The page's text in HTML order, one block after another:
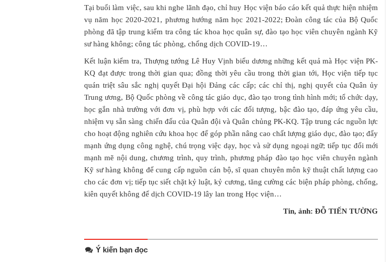
Tại buổi làm việc, sau khi nghe lãnh đạo, chỉ huy Học viện báo cáo kết quả thực hiện nhiệm
vụ năm học 2020-2021, phương hướng năm học 2021-2022; Đoàn công tác của Bộ Quốc
phòng đã tập trung kiểm tra công tác khoa học quân sự, đào tạo học viên chuyên ngành Kỹ
sư hàng không; công tác phòng, chống dịch COVID-19…
Kết luận kiểm tra, Thượng tướng Lê Huy Vịnh biểu dương những kết quả mà Học viện PK-
KQ đạt được trong thời gian qua; đồng thời yêu cầu trong thời gian tới, Học viện tiếp tục
quán triệt sâu sắc nghị quyết Đại hội Đảng các cấp; các chỉ thị, nghị quyết của Quân ủy
Trung ương, Bộ Quốc phòng về công tác giáo dục, đào tạo trong tình hình mới; tổ chức dạy,
học gắn nhà trường với đơn vị, phù hợp với các đối tượng, bậc đào tạo, đáp ứng yêu cầu,
nhiệm vụ sẵn sàng chiến đấu của Quân đội và Quân chủng PK-KQ. Tập trung các nguồn lực
cho hoạt động nghiên cứu khoa học để góp phần nâng cao chất lượng giáo dục, đào tạo; đẩy
mạnh ứng dụng công nghệ, chú trọng việc dạy, học và sử dụng ngoại ngữ; tiếp tục đổi mới
mạnh mẽ nội dung, chương trình, quy trình, phương pháp đào tạo học viên chuyên ngành
Kỹ sư hàng không để cung cấp nguồn cán bộ, sĩ quan chuyên môn kỹ thuật chất lượng cao
cho các đơn vị; tiếp tục siết chặt kỷ luật, kỷ cương, tăng cường các biện pháp phòng, chống,
kiên quyết không để dịch COVID-19 lây lan trong Học viện…
Tin, ảnh: ĐỖ TIẾN TƯỜNG
Ý kiến bạn đọc